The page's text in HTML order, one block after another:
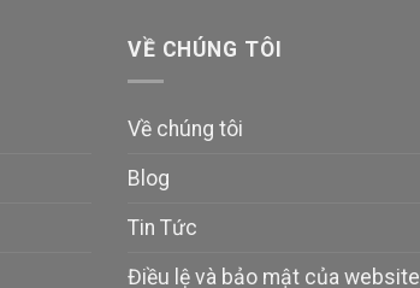
VỀ CHÚNG TÔI
Về chúng tôi
Blog
Tin Tức
Điều lệ và bảo mật của website